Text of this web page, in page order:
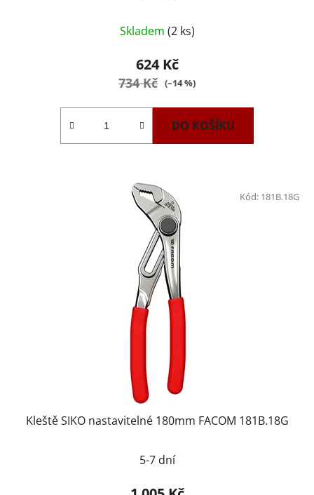
Skladem (2 ks)
624 Kč
734 Kč (–14 %)
DO KOŠÍKU
Kleště SIKO nastavitelné 180mm FACOM 181B.18G
5-7 dní
Kód: 181B.18G